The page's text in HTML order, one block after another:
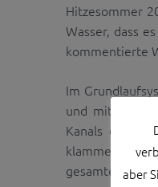
Hitzesommer
Wasser, dass
kommentierte
Im
und mit Blick
Kanals durch
klammer
gesamtenaber